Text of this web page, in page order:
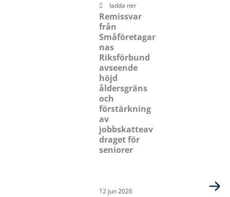
ladda ner
Remissvar
från
Småföretagar
nas
Riksförbund
avseende
höjd
åldersgräns
och
förstärkning
av
jobbskatteav
draget för
seniorer
12 jun 2026